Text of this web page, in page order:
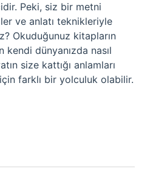
Peki, siz bir metni
ve anlatı teknikleriyle
Okuduğunuz kitapların
dünyanızda nasıl
size kattığı anlamları
farklı bir yolculuk olabilir.